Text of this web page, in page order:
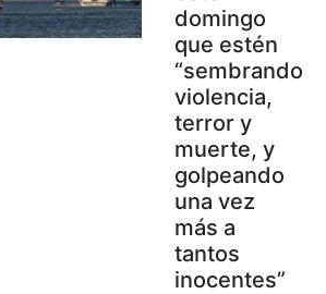
domingo
que estén
“sembrando
violencia,
terror y
muerte, y
golpeando
una vez
más a
tantos
inocentes”